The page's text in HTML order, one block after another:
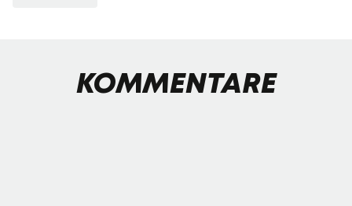
KOMMENTARE